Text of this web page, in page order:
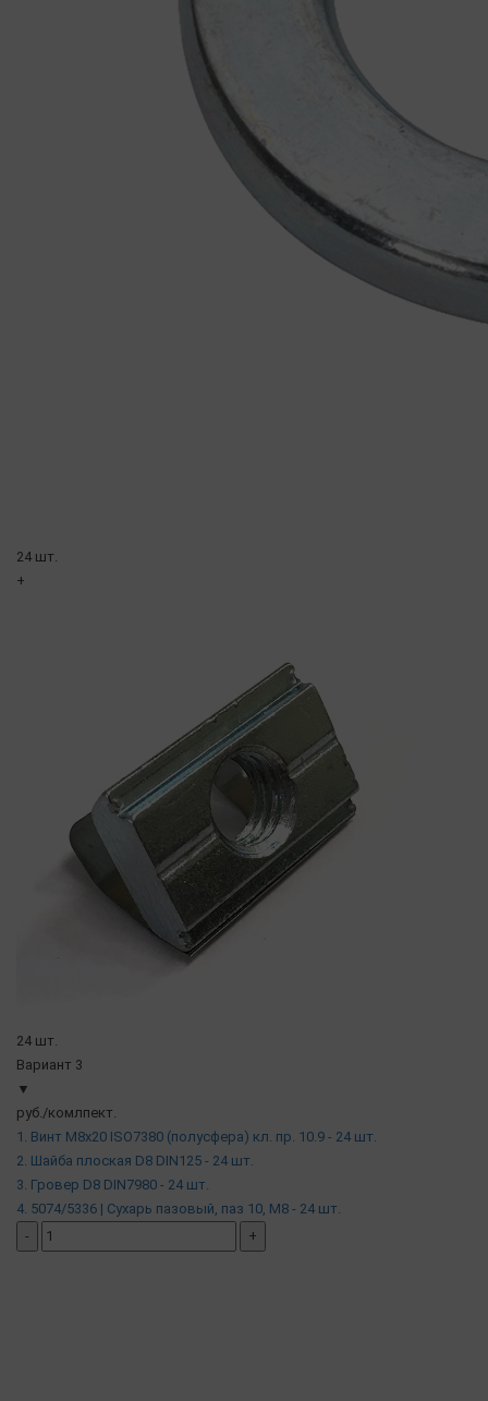
24 шт.
+
24 шт.
Вариант 3
▼
руб./комлпект.
1. Винт М8х20 ISO7380 (полусфера) кл. пр. 10.9 - 24 шт.
2. Шайба плоская D8 DIN125 - 24 шт.
3. Гровер D8 DIN7980 - 24 шт.
4. 5074/5336 | Сухарь пазовый, паз 10, М8 - 24 шт.
-
+